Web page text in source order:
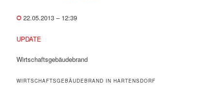
22.05.2013 – 12:39
UPDATE
Wirtschaftsgebäudebrand
WIRTSCHAFTSGEBÄUDEBRAND IN HARTENSDORF